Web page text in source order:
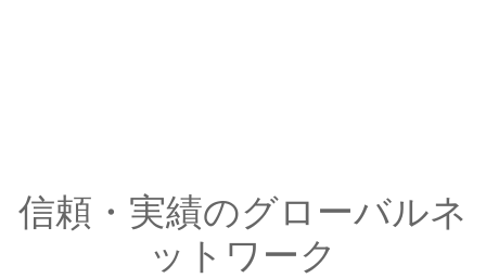
信頼・実績のグローバルネ
ットワーク